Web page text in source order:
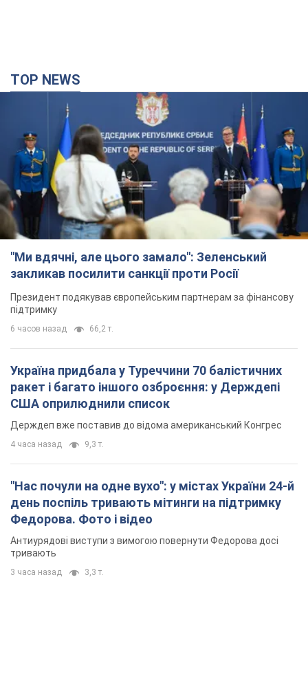
TOP NEWS
"Ми вдячні, але цього замало": Зеленський
закликав посилити санкції проти Росії
Президент подякував європейським партнерам за фінансову
підтримку
6 часов назад 66,2 т.
Україна придбала у Туреччини 70 балістичних
ракет і багато іншого озброєння: у Держдепі
США оприлюднили список
Держдеп вже поставив до відома американський Конгрес
4 часа назад 9,3 т.
"Нас почули на одне вухо": у містах України 24-й
день поспіль тривають мітинги на підтримку
Федорова. Фото і відео
Антиурядові виступи з вимогою повернути Федорова досі
тривають
3 часа назад 3,3 т.